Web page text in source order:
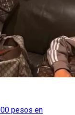
pesos en